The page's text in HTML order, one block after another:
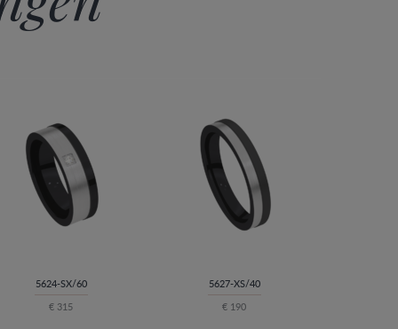
5624-SX/60
€ 315
5627-XS/40
€ 190